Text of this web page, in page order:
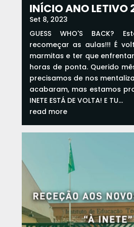
INÍCIO ANO
Set 8, 2023
GUESS WHO'S BACK?
recomeçar as aulas!!! É
marmitas e ter que
horas de ponta. Querido
precisamos de nos
acabaram, mas estamos
INETE ESTÁ DE VOLTA! E TU...
read more